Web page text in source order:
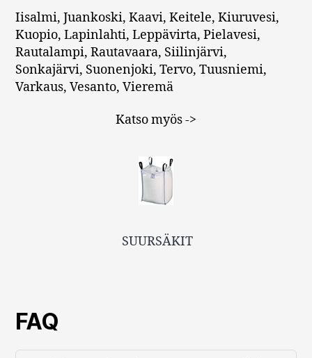
Iisalmi, Juankoski, Kaavi, Keitele, Kiuruvesi,
Kuopio, Lapinlahti, Leppävirta, Pielavesi,
Rautalampi, Rautavaara, Siilinjärvi,
Sonkajärvi, Suonenjoki, Tervo, Tuusniemi,
Varkaus, Vesanto, Vieremä
Katso myös ->
SUURSÄKIT
FAQ